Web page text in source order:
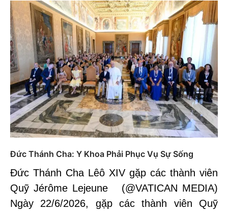
Đức Thánh Cha: Y Khoa Phải Phục Vụ Sự Sống
Đức Thánh Cha Lêô XIV gặp các thành viên
Quỹ Jérôme Lejeune (@VATICAN MEDIA)
Ngày 22/6/2026, gặp các thành viên Quỹ